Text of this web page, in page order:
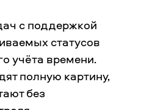
с поддержкой
статусов
учёта времени.
полную картину,
без